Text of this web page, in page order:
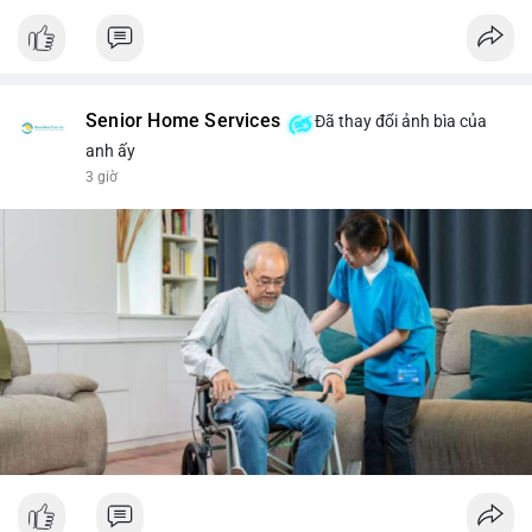
Senior Home Services
Đã thay đổi ảnh bìa của
anh ấy
3 giờ